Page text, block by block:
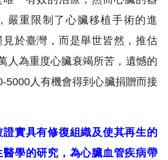
嚴重限制了心臟移植手術的進
於臺灣，而是舉世皆然，推估
人為重度心臟衰竭所苦，遺憾的
5000人有機會得到心臟捐贈而接
證實具有修復組織及使其再生的
學的研究，為心臟血管疾病帶